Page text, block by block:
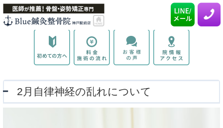
2月自律神経の乱れについて